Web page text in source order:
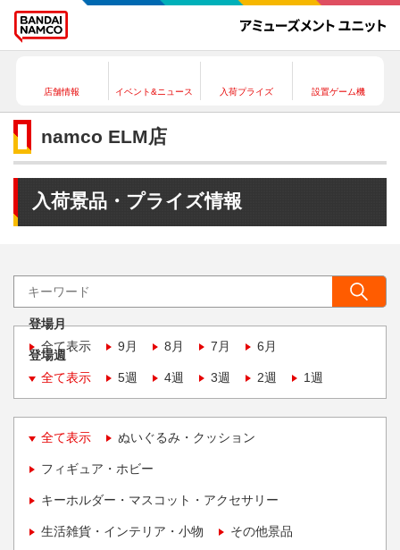
店舗情報 イベント&ニュース 入荷プライズ 設置ゲーム機
namco ELM店
入荷景品・プライズ情報
登場月
全て表示
9月 8月 7月 6月
登場週
全て表示
5週 4週 3週 2週 1週
全て表示 ぬいぐるみ・クッション
フィギュア・ホビー
キーホルダー・マスコット・アクセサリー
生活雑貨・インテリア・小物 その他景品